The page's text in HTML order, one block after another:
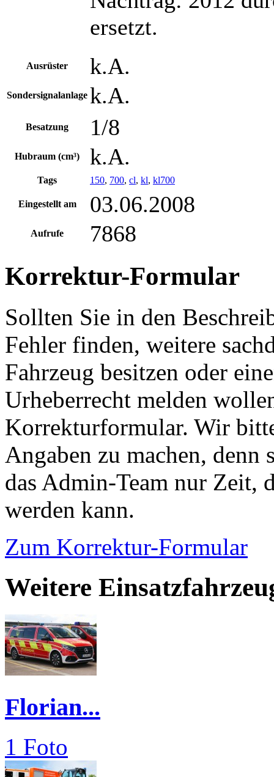
ersetzt.
Ausrüster k.A.
Sondersignalanlage k.A.
Besatzung 1/8
Hubraum (cm³) k.A.
Tags 150, 700, cl, kl, kl700
Eingestellt am 03.06.2008
Aufrufe 7868
Korrektur-Formular
Sollten Sie in den
Fehler finden, weitere
Fahrzeug besitzen oder
Urheberrecht melden
Korrekturformular. Wir
Angaben zu machen,
das Admin-Team nur Zeit,
werden kann.
Zum Korrektur-Formular
Weitere
Florian...
1 Foto